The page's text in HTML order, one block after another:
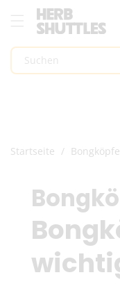
Springen
Suchen
Startseite / Bongköpfe
K
a
t